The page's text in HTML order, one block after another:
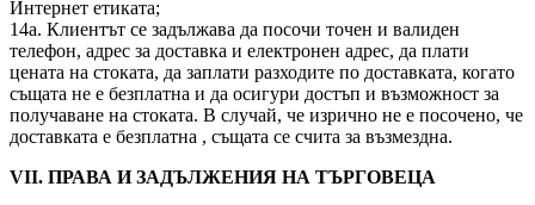
Интернет етиката;
14а. Клиентът се задължава да посочи точен и валиден
телефон, адрес за доставка и електронен адрес, да плати
цената на стоката, да заплати разходите по доставката, когато
същата не е безплатна и да осигури достъп и възможност за
получаване на стоката. В случай, че изрично не е посочено, че
доставката е безплатна , същата се счита за възмездна.
VII. ПРАВА И ЗАДЪЛЖЕНИЯ НА ТЪРГОВЕЦА